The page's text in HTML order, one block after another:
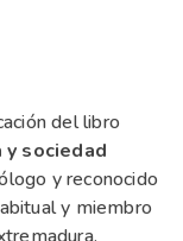
del libro
y sociedad
y reconocido
y miembro